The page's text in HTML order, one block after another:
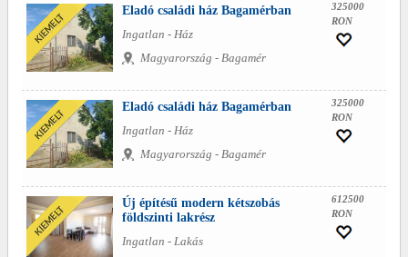
Eladó családi ház Bagamérban
Ingatlan - Ház
Magyarország - Bagamér
325000
RON
Eladó családi ház Bagamérban
Ingatlan - Ház
Magyarország - Bagamér
325000
RON
Új építésű modern kétszobás
földszinti lakrész
Ingatlan - Lakás
612500
RON